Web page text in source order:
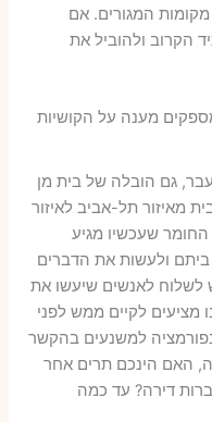
המגורים. אם
הקרוב ולהוביל את
מענה על הקושיות
גם הובלה של בית מן
מאיזור תל-אביב לאיזור
החומר שעכשיו מגיע
ביתם ולעשות את הדברים
לשלוח לאנשים שיעשו את
לקיים ממש לפני
למשנעים בהקשר
האם הינכם תרים אחר
דירה? עד כמה